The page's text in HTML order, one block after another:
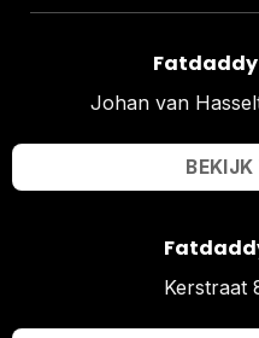
Johan van
Kerstraat